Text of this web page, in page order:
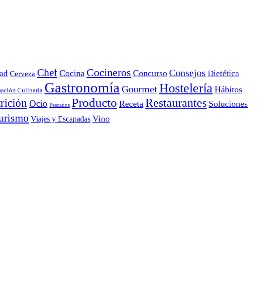
Cerveza Chef Cocina Cocineros Concurso Consejos Dietética
Culinaria Gastronomía GourmetHostelería Hábitos
Ocio Pescados Producto Receta Restaurantes Soluciones
Viajes y Escapadas Vino